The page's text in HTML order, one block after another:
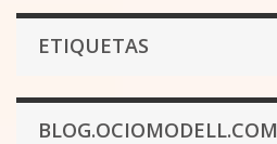
ETIQUETAS
BLOG.OCIOMODELL.COM